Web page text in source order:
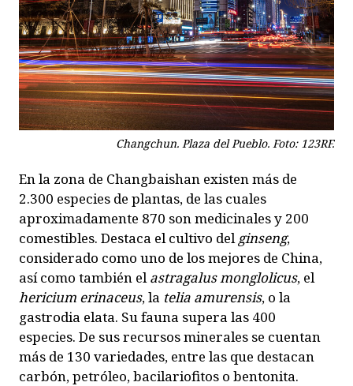
Changchun. Plaza del Pueblo. Foto: 123RF.
En la zona de Changbaishan existen más de
2.300 especies de plantas, de las cuales
aproximadamente 870 son medicinales y 200
comestibles. Destaca el cultivo delginseng,
considerado como uno de los mejores de China,
así como también elastragalus monglolicus, el
hericium erinaceus, la telia amurensis, o la
gastrodia elata. Su fauna supera las 400
especies. De sus recursos minerales se cuentan
más de 130 variedades, entre las que destacan
carbón, petróleo, bacilariofitos o bentonita.